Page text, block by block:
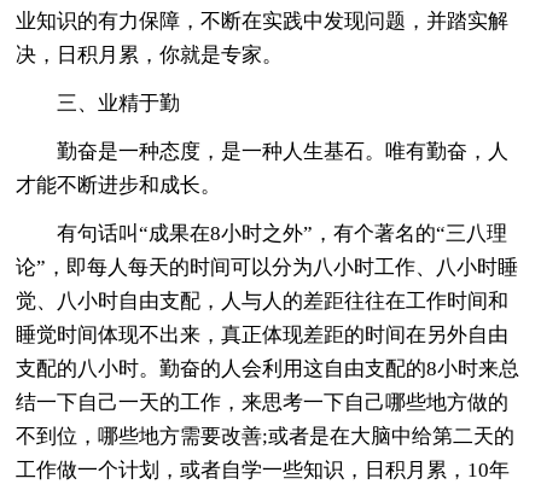
业知识的有力保障，不断在实践中发现问题，并踏实解
决，日积月累，你就是专家。
三、业精于勤
勤奋是一种态度，是一种人生基石。唯有勤奋，人
才能不断进步和成长。
有句话叫“成果在8小时之外”，有个著名的“三八理
论”，即每人每天的时间可以分为八小时工作、八小时睡
觉、八小时自由支配，人与人的差距往往在工作时间和
睡觉时间体现不出来，真正体现差距的时间在另外自由
支配的八小时。勤奋的人会利用这自由支配的8小时来总
结一下自己一天的工作，来思考一下自己哪些地方做的
不到位，哪些地方需要改善;或者是在大脑中给第二天的
工作做一个计划，或者自学一些知识，日积月累，10年